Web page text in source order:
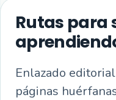
Rutas para
Enlazado
páginas